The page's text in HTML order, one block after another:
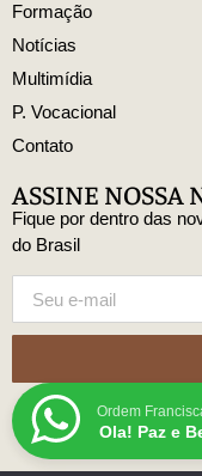
Formação
Notícias
Multimídia
P. Vocacional
Contato
ASSINE NOSSA
Fique por dentro das
do Brasil
Ordem
Ola! Paz e